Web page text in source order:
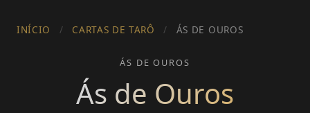
INÍCIO / CARTAS DE TARÔ / ÁS DE OUROS
ÁS DE OUROS
Ás de Ouros